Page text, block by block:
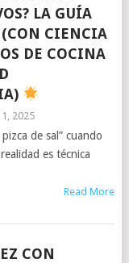
LA GUÍA
CIENCIA
DE COCINA
2025
de sal” cuando
es técnica
Read More
CON